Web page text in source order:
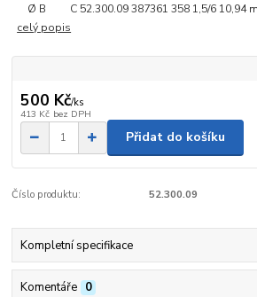
Ø B C 52.300.09 387361 358 1,5/6 10,94
celý popis
500 Kč/ks
413 Kč bez DPH
Přidat do košíku
Číslo produktu: 52.300.09
Kompletní specifikace
Komentáře 0